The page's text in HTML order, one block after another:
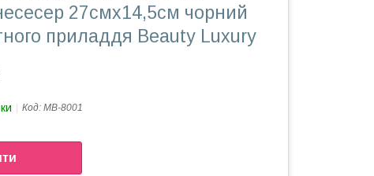
27смх14,5см чорний
приладдя Beauty Luxury
Код: MB-8001